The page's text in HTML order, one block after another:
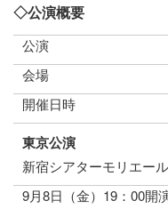
◇公演概要
公演
会場
開催日時
東京公演
新宿シアターモリエール
9月8日（金）19：00開